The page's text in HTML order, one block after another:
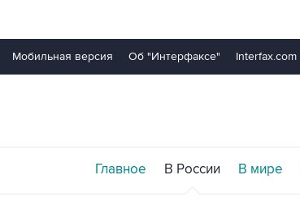
Мобильная версия Об "Интерфаксе" Interfax.com
Главное В России В мире